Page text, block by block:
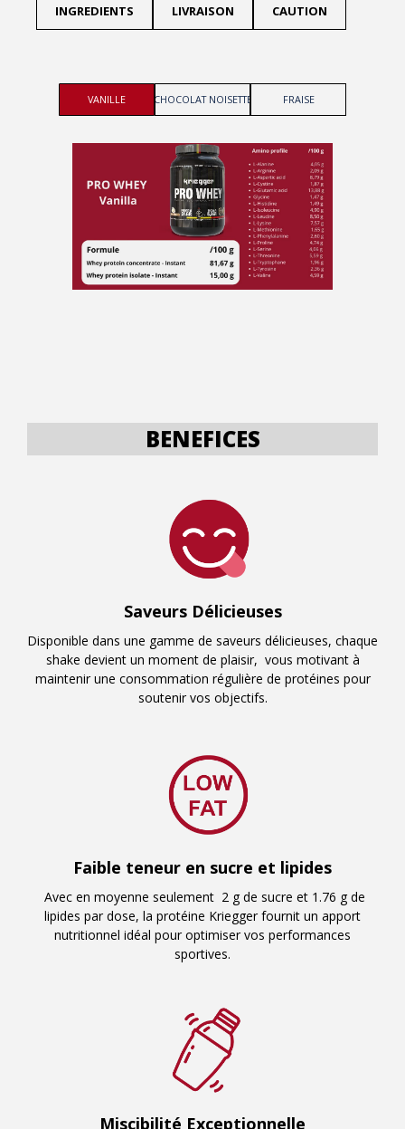
INGREDIENTS LIVRAISON CAUTION
VANILLE CHOCOLAT NOISETTE FRAISE
BENEFICES
Saveurs Délicieuses
Disponible dans une gamme de saveurs délicieuses, chaque
shake devient un moment de plaisir, vous motivant à
maintenir une consommation régulière de protéines pour
soutenir vos objectifs.
Faible teneur en sucre et lipides
Avec en moyenne seulement 2 g de sucre et 1.76 g de
lipides par dose, la protéine Kriegger fournit un apport
nutritionnel idéal pour optimiser vos performances
sportives.
Miscibilité Exceptionnelle